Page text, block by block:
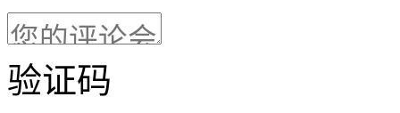
验证码